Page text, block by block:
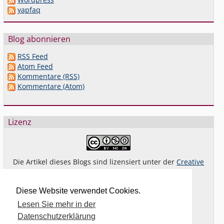
Diese Website verwendet Cookies.
Lesen Sie mehr in der
Datenschutzerklärung
yapfaq
Blog abonnieren
RSS Feed
Atom Feed
Kommentare (RSS)
Kommentare (Atom)
Lizenz
Die Artikel dieses Blogs sind lizensiert unter derCreative
Das giltnichtfür Bilder oder (andere) erkennbare
Beiträge.